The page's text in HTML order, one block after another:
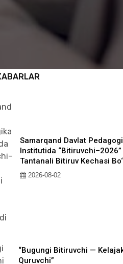
Samarqand Davlat
Institutida “Bitiruvchi–2026”
Tantanali Bitiruv Kechasi
2026-08-02
“Bugungi Bitiruvchi —
Quruvchi”